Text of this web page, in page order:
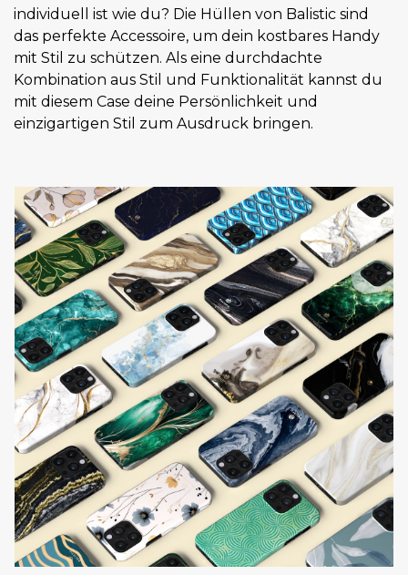
individuell ist wie du? Die Hüllen von Balistic sind
das perfekte Accessoire, um dein kostbares Handy
mit Stil zu schützen. Als eine durchdachte
Kombination aus Stil und Funktionalität kannst du
mit diesem Case deine Persönlichkeit und
einzigartigen Stil zum Ausdruck bringen.